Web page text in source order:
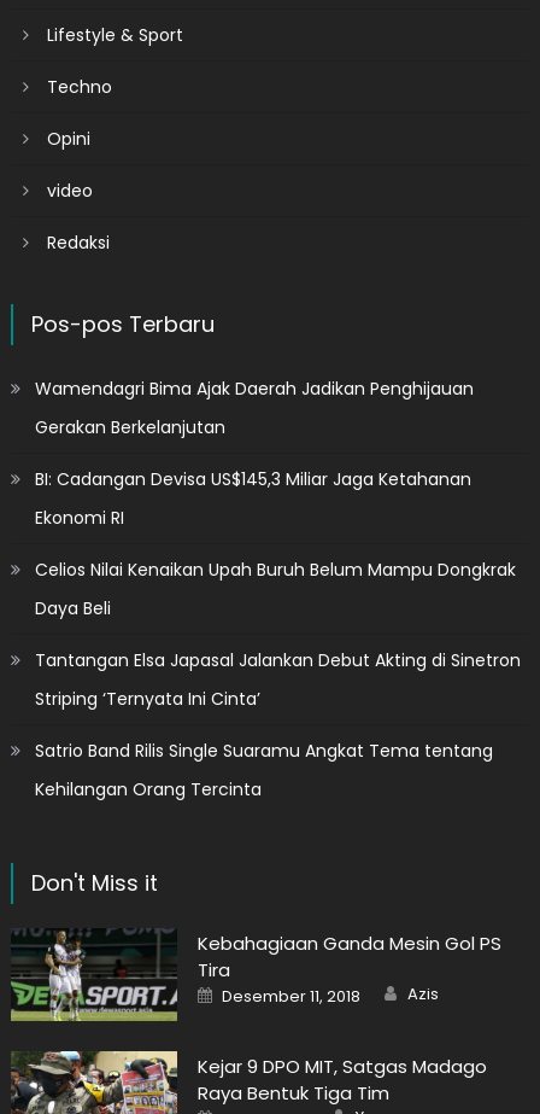
Lifestyle & Sport
Techno
Opini
video
Redaksi
Pos-pos Terbaru
Wamendagri Bima Ajak Daerah Jadikan Penghijauan
Gerakan Berkelanjutan
BI: Cadangan Devisa US$145,3 Miliar Jaga Ketahanan
Ekonomi RI
Celios Nilai Kenaikan Upah Buruh Belum Mampu Dongkrak
Daya Beli
Tantangan Elsa Japasal Jalankan Debut Akting di Sinetron
Striping ‘Ternyata Ini Cinta’
Satrio Band Rilis Single Suaramu Angkat Tema tentang
Kehilangan Orang Tercinta
Don't Miss it
Kebahagiaan Ganda Mesin Gol PS
Tira
Posted
on
Desember 11, 2018 Author
Azis
Kejar 9 DPO MIT, Satgas Madago
Raya Bentuk Tiga Tim